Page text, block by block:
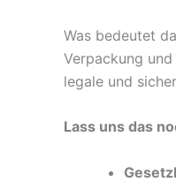
Was bedeutet
Verpackung
legale und
Lass uns das